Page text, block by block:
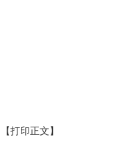
【打印正文】